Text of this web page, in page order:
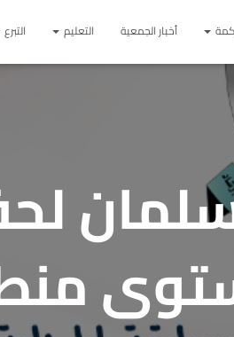
أخبار الجمعية التعليم التبرع
سلمان